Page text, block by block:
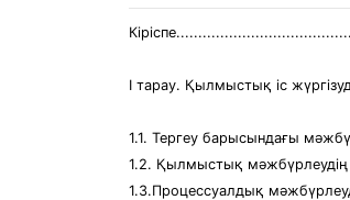
I тарау. Қылмыстық іс
1.1. Тергеу барысындағы
1.2. Қылмыстық мәжбүрлеудің
1.3.Процессуалдық